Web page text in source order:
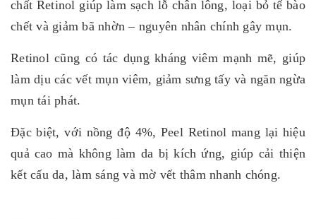
chất Retinol giúp làm sạch lỗ chân lông, loại bỏ tế bào
chết và giảm bã nhờn – nguyên nhân chính gây mụn.
Retinol cũng có tác dụng kháng viêm mạnh mẽ, giúp
làm dịu các vết mụn viêm, giảm sưng tấy và ngăn ngừa
mụn tái phát.
Đặc biệt, với nồng độ 4%, Peel Retinol mang lại hiệu
quả cao mà không làm da bị kích ứng, giúp cải thiện
kết cấu da, làm sáng và mờ vết thâm nhanh chóng.